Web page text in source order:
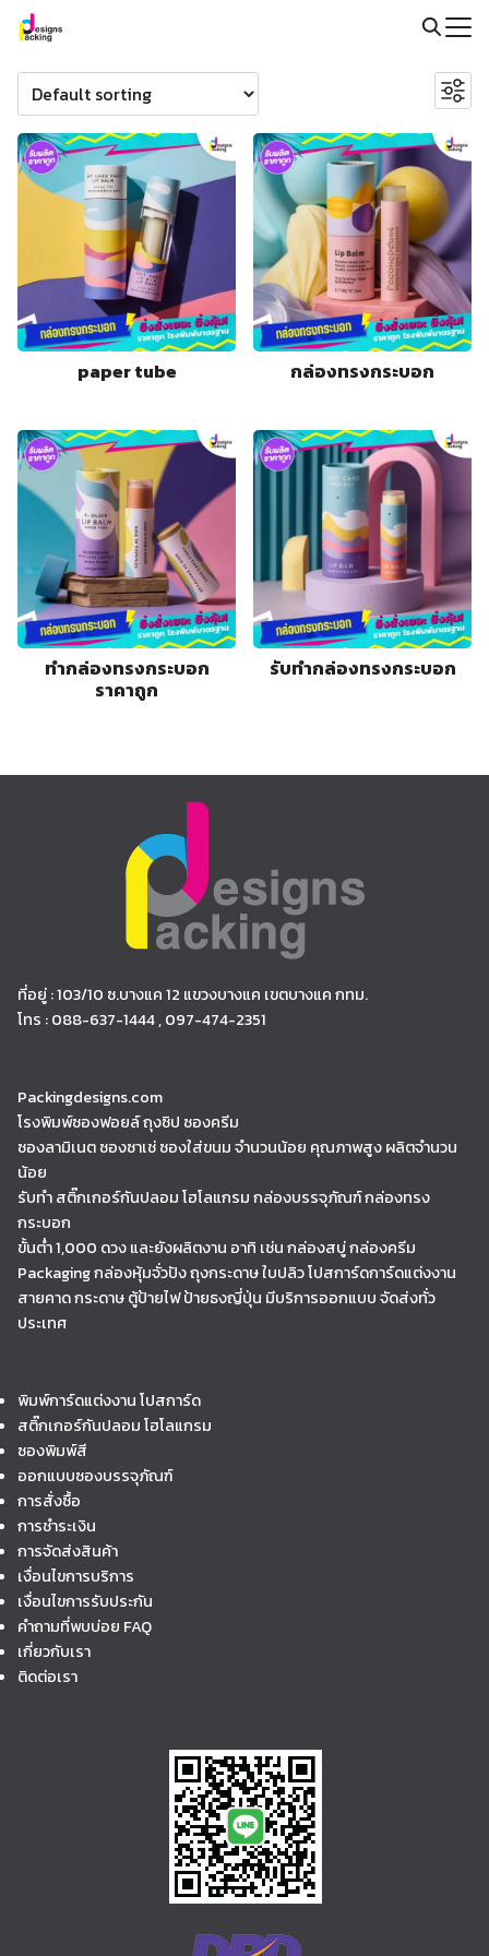
Skip
content
for:
for:
@packingdesigns
paper tube กล่องทรงกระบอก
ทำกล่องทรงกระบอก
ราคาถูก
รับทำกล่องทรงกระบอก
ที่อยู่ : 103/10 ซ.บางแค 12 แขวงบางแค เขตบางแค กทม.
โทร : 088-637-1444 , 097-474-2351
Packingdesigns.com
โรงพิมพ์ซองฟอยล์ ถุงซิป ซองครีม
ซองลามิเนต ซองซาเช่ ซองใส่ขนม จำนวนน้อย คุณภาพสูง ผลิตจำนวน
น้อย
รับทำ สติ๊กเกอร์กันปลอม โฮโลแกรม กล่องบรรจุภัณฑ์ กล่องทรง
กระบอก
ขั้นต่ำ 1,000 ดวง และยังผลิตงาน อาทิ เช่น กล่องสบู่ กล่องครีม
Packaging กล่องหุ้มจั่วปัง ถุงกระดาษ ใบปลิว โปสการ์ดการ์ดแต่งงาน
สายคาด กระดาษ ตู้ป้ายไฟ ป้ายธงญี่ปุ่น มีบริการออกแบบ จัดส่งทั่ว
ประเทศ
พิมพ์การ์ดแต่งงาน โปสการ์ด
สติ๊กเกอร์กันปลอม โฮโลแกรม
ซองพิมพ์สี
ออกแบบซองบรรจุภัณฑ์
การสั่งซื้อ
การชำระเงิน
การจัดส่งสินค้า
เงื่อนไขการบริการ
เงื่อนไขการรับประกัน
คำถามที่พบบ่อย FAQ
เกี่ยวกับเรา
ติดต่อเรา